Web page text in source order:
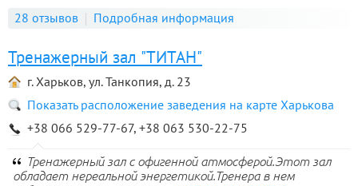
28 отзывов Подробная информация
Тренажерный зал "ТИТАН"
г. Харьков, ул. Танкопия, д. 23
Показать расположение заведения на карте Харькова
+38 066 529-77-67, +38 063 530-22-75
Тренажерный зал с офигенной атмосферой.Этот зал
обладает нереальной энергетикой.Тренера в нем